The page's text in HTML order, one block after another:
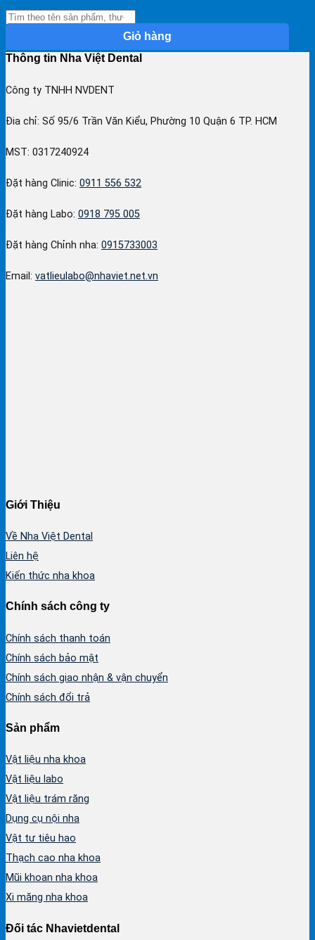
Giỏ hàng
Thông tin Nha Việt Dental
Công ty TNHH NVDENT
Đia chỉ: Số 95/6 Trần Văn Kiểu, Phường 10 Quận 6 TP. HCM
MST: 0317240924
Đặt hàng Clinic: 0911 556 532
Đặt hàng Labo: 0918 795 005
Đặt hàng Chỉnh nha: 0915733003
Email: vatlieulabo@nhaviet.net.vn
Giới Thiệu
Về Nha Việt Dental
Liên hệ
Kiến thức nha khoa
Chính sách công ty
Chính sách thanh toán
Chính sách bảo mật
Chính sách giao nhận & vận chuyển
Chính sách đổi trả
Sản phẩm
Vật liệu nha khoa
Vật liệu labo
Vật liệu trám răng
Dụng cụ nội nha
Vật tư tiêu hao
Thạch cao nha khoa
Mũi khoan nha khoa
Xi măng nha khoa
Đối tác Nhavietdental